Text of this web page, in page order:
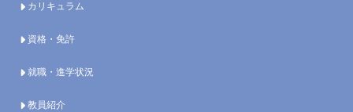
カリキュラム
資格・免許
就職・進学状況
教員紹介